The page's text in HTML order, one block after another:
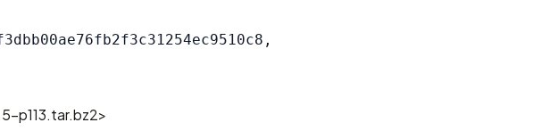
p113.tar.bz2>